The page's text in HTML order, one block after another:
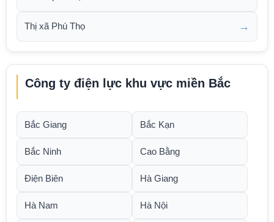
Thị xã Phú Thọ →
Công ty điện lực khu vực miền Bắc
Bắc Giang Bắc Kạn
Bắc Ninh Cao Bằng
Điện Biên Hà Giang
Hà Nam Hà Nội